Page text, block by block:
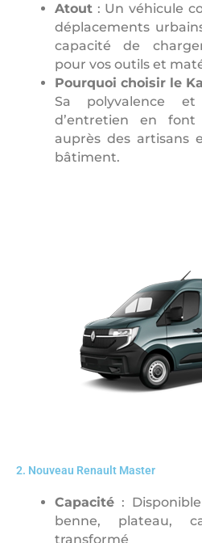
Atout : Un véhicule
déplacements
capacité de
pour vos outils et
Pourquoi choisir le
Sa polyvalence
d’entretien en
auprès des artisans
bâtiment.
2. Nouveau Renault Master
Capacité :
benne, plateau,
transformé